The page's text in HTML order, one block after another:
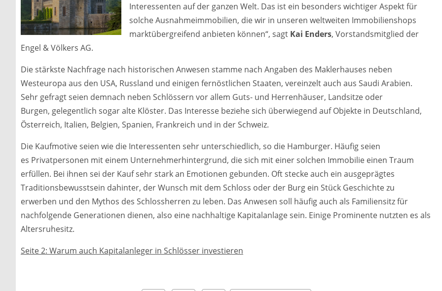
Interessenten auf der ganzen Welt. Das ist ein besonders wichtiger Aspekt für
solche Ausnahmeimmobilien, die wir in unseren weltweiten Immobilienshops
marktübergreifend anbieten können“, sagt Kai Enders, Vorstandsmitglied der
Engel & Völkers AG.
Die stärkste Nachfrage nach historischen Anwesen stamme nach Angaben des Maklerhauses neben
Westeuropa aus den USA, Russland und einigen fernöstlichen Staaten, vereinzelt auch aus Saudi Arabien.
Sehr gefragt seien demnach neben Schlössern vor allem Guts- und Herrenhäuser, Landsitze oder
Burgen, gelegentlich sogar alte Klöster. Das Interesse beziehe sich überwiegend auf Objekte in Deutschland,
Österreich, Italien, Belgien, Spanien, Frankreich und in der Schweiz.
Die Kaufmotive seien wie die Interessenten sehr unterschiedlich, so die Hamburger. Häufig seien
es Privatpersonen mit einem Unternehmerhintergrund, die sich mit einer solchen Immobilie einen Traum
erfüllen. Bei ihnen sei der Kauf sehr stark an Emotionen gebunden. Oft stecke auch ein ausgeprägtes
Traditionsbewusstsein dahinter, der Wunsch mit dem Schloss oder der Burg ein Stück Geschichte zu
erwerben und den Mythos des Schlossherren zu leben. Das Anwesen soll häufig auch als Familiensitz für
nachfolgende Generationen dienen, also eine nachhaltige Kapitalanlage sein. Einige Prominente nutzten es als
Altersruhesitz.
Seite 2: Warum auch Kapitalanleger in Schlösser investieren